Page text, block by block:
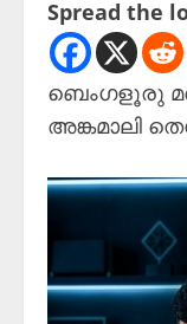
Spread the
ബെംഗളൂരു
അങ്കമാലി